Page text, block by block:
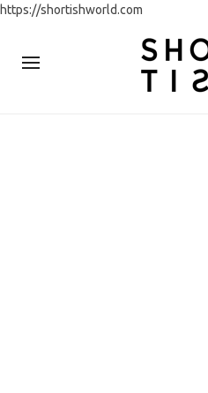
https://shortishworld.com